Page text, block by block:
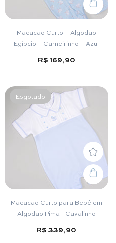
Macacão Curto – Algodão
Egípcio – Carneirinho – Azul
R$ 169,90
Esgotado
Macacão Curto para Bebê em
Algodão Pima - Cavalinho
R$ 339,90